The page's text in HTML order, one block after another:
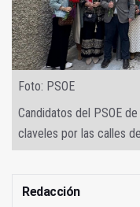
Foto: PSOE
Candidatos del PSOE
claveles por las calles
Redacción